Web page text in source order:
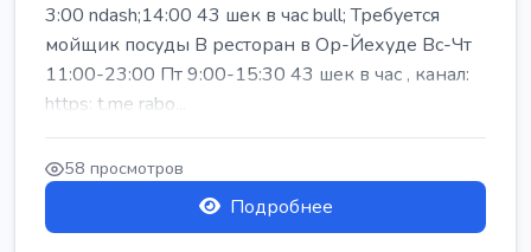
3:00 ndash;14:00 43 шек в час bull; Требуется
мойщик посуды В ресторан в Ор-Йехуде Вс-Чт
11:00-23:00 Пт 9:00-15:30 43 шек в час , канал:
https: t.me rabo...
58 просмотров
Подробнее